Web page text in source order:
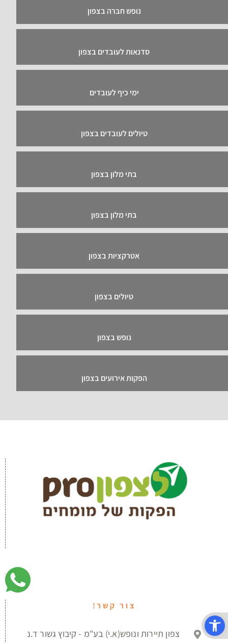
נופש חברה בצפון
סדנאות לעובדים בצפון
ימי כיף לעובדים
טיולים לעובדים בצפון
בתי מלון בצפון
בתי מלון בצפון
אטרקציות בצפון
טיולים בצפון
נופש בצפון
הפקות אירועים בצפון
צור קשר!
צפון תיירות ונופש(א.י) בע"מ - קיבוץ גשור ד.נ
פתח סרגל נגישות